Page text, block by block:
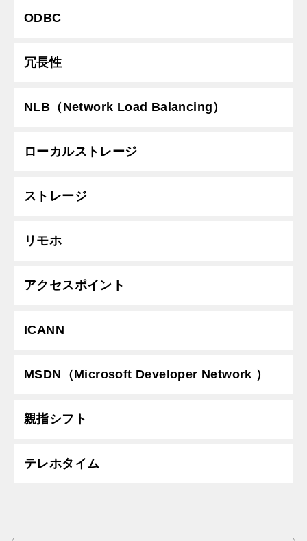
ODBC
冗長性
NLB（Network Load Balancing）
ローカルストレージ
ストレージ
リモホ
アクセスポイント
ICANN
MSDN（Microsoft Developer Network ）
親指シフト
テレホタイム